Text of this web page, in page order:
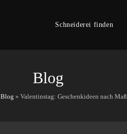
Schneiderei finden
Blog
Blog » Valentinstag: Geschenkideen nach Maß